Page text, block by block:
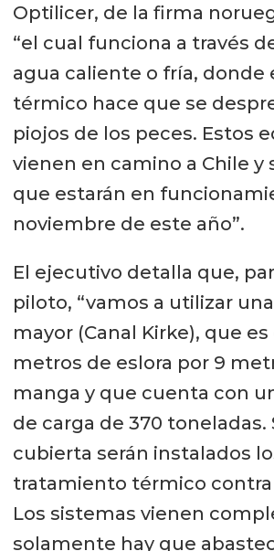
Optilicer, de la firma
“el cual funciona a través
agua caliente o fría, donde
térmico hace que se
piojos de los peces. Estos
vienen en camino a Chile y
que estarán en
noviembre de este año”.
El ejecutivo detalla que,
piloto, “vamos a utilizar
mayor (Canal Kirke), que
metros de eslora por 9
manga y que cuenta con
de carga de 370 toneladas.
cubierta serán instalados
tratamiento térmico contra
Los sistemas vienen
solamente hay que